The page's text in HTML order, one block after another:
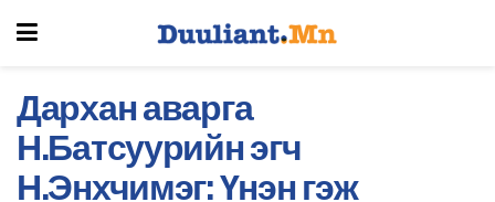
Дархан аварга
Н.Батсуурийн эгч
Н.Энхчимэг: Үнэн гэж